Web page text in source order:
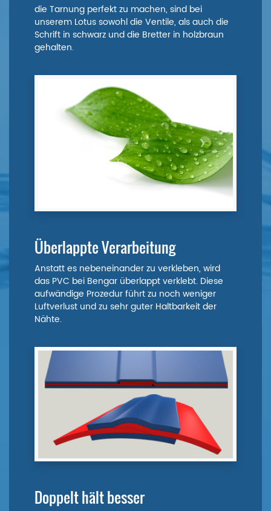
die Tarnung perfekt zu machen, sind bei
unserem Lotus sowohl die Ventile, als auch die
Schrift in schwarz und die Bretter in holzbraun
gehalten.
Überlappte Verarbeitung
Anstatt es nebeneinander zu verkleben, wird
das PVC bei Bengar überlappt verklebt. Diese
aufwändige Prozedur führt zu noch weniger
Luftverlust und zu sehr guter Haltbarkeit der
Nähte.
Doppelt hält besser